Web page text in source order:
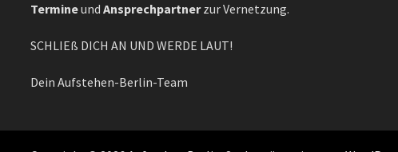
TermineundAnsprechpartnerzur Vernetzung.
SCHLIEß DICH AN UND WERDE LAUT!
Dein Aufstehen-Berlin-Team